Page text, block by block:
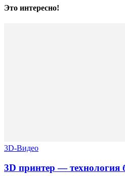
Это интересно!
3D-Видео
3D принтер — технология